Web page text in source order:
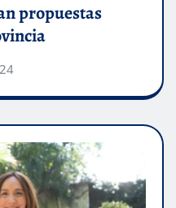
propuestas